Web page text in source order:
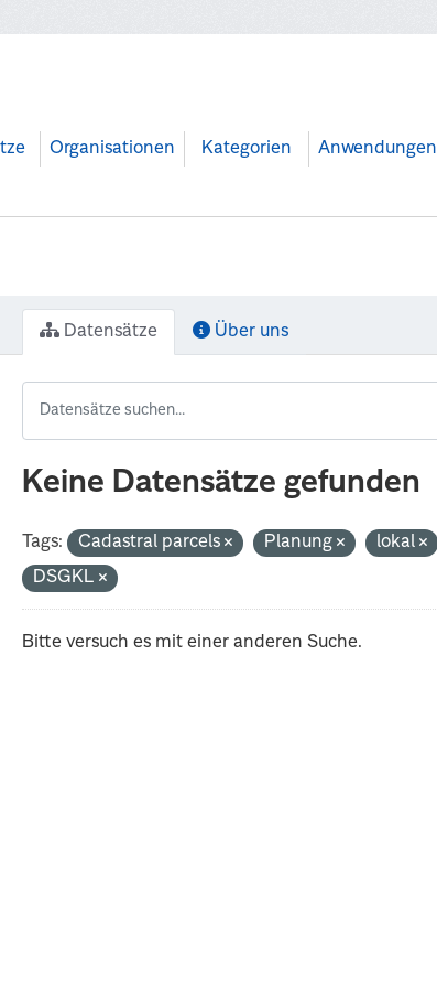
Organisationen Kategorien Anwendungen
Datensätze Über uns
Keine Datensätze gefunden
Tags: Cadastral parcels Planung lokal
DSGKL
Bitte versuch es mit einer anderen Suche.